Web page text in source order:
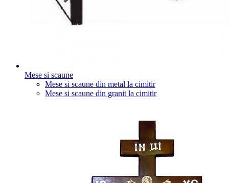
Mese si scaune
Mese si scaune din metal la cimitir
Mese si scaune din granit la cimitir